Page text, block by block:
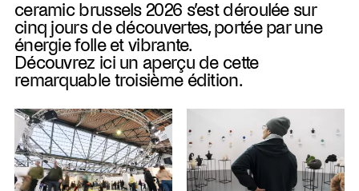
ceramic brussels 2026 s’est déroulée sur
cinq jours de découvertes, portée par une
énergie folle et vibrante.
Découvrez ici un aperçu de cette
remarquable troisième édition.